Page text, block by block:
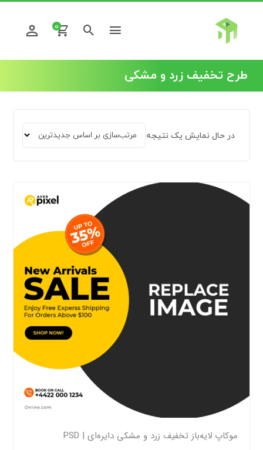
0
طرح تخفیف زرد و مشکی
در حال نمایش یک نتیجه
موکاپ لایه‌باز تخفیف زرد و مشکی دایره‌ای | PSD